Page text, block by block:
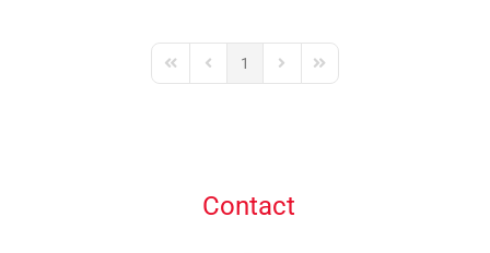
First PagePrevious Page
1
Next PageLast Page
Contact